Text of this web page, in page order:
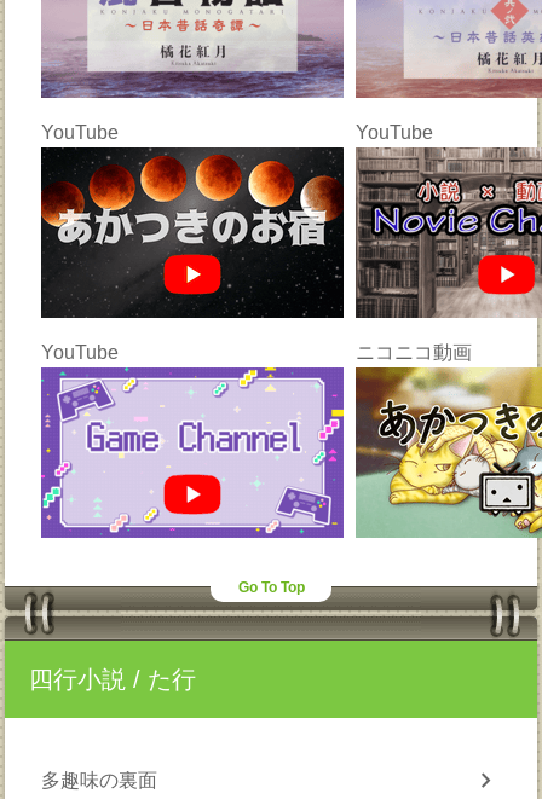
YouTube YouTube
YouTube ニコニコ動画
Go To Top
四行小説 / た行
多趣味の裏面 chevron_right